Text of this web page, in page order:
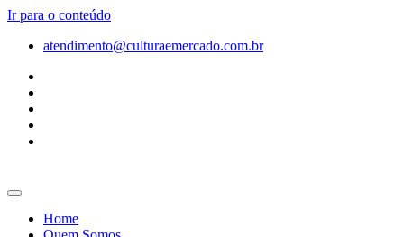
Ir para o conteúdo
atendimento@culturaemercado.com.br
Home